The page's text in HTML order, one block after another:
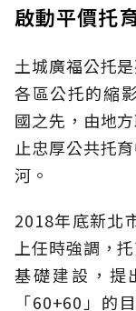
啟動平價托
土城廣福公托
各區公托的縮
國之先，由地
止忠厚公共托
河。
2018年底新北
上任時強調，
基礎建設，提
「60+60」的